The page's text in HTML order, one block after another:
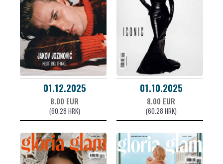
01.12.2025
8.00 EUR
(60.28 HRK)
01.10.2025
8.00 EUR
(60.28 HRK)